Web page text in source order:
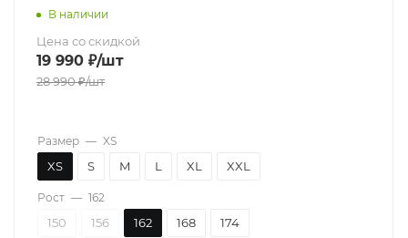
В наличии
Цена со скидкой
19 990 ₽/шт
28 990₽/шт
Размер — XS
XS S M L XL XXL
Рост — 162
150 156 162 168 174